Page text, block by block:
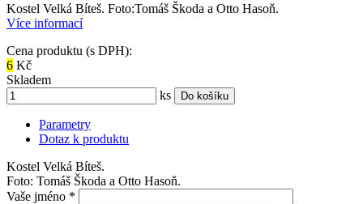
Kostel Velká Bíteš. Foto:Tomáš Škoda a Otto Hasoň.
Více informací
Cena produktu (s DPH):
6 Kč
Skladem
ks
Do košíku
Parametry
Dotaz k produktu
Kostel Velká Bíteš.
Foto: Tomáš Škoda a Otto Hasoň.
Vaše jméno *